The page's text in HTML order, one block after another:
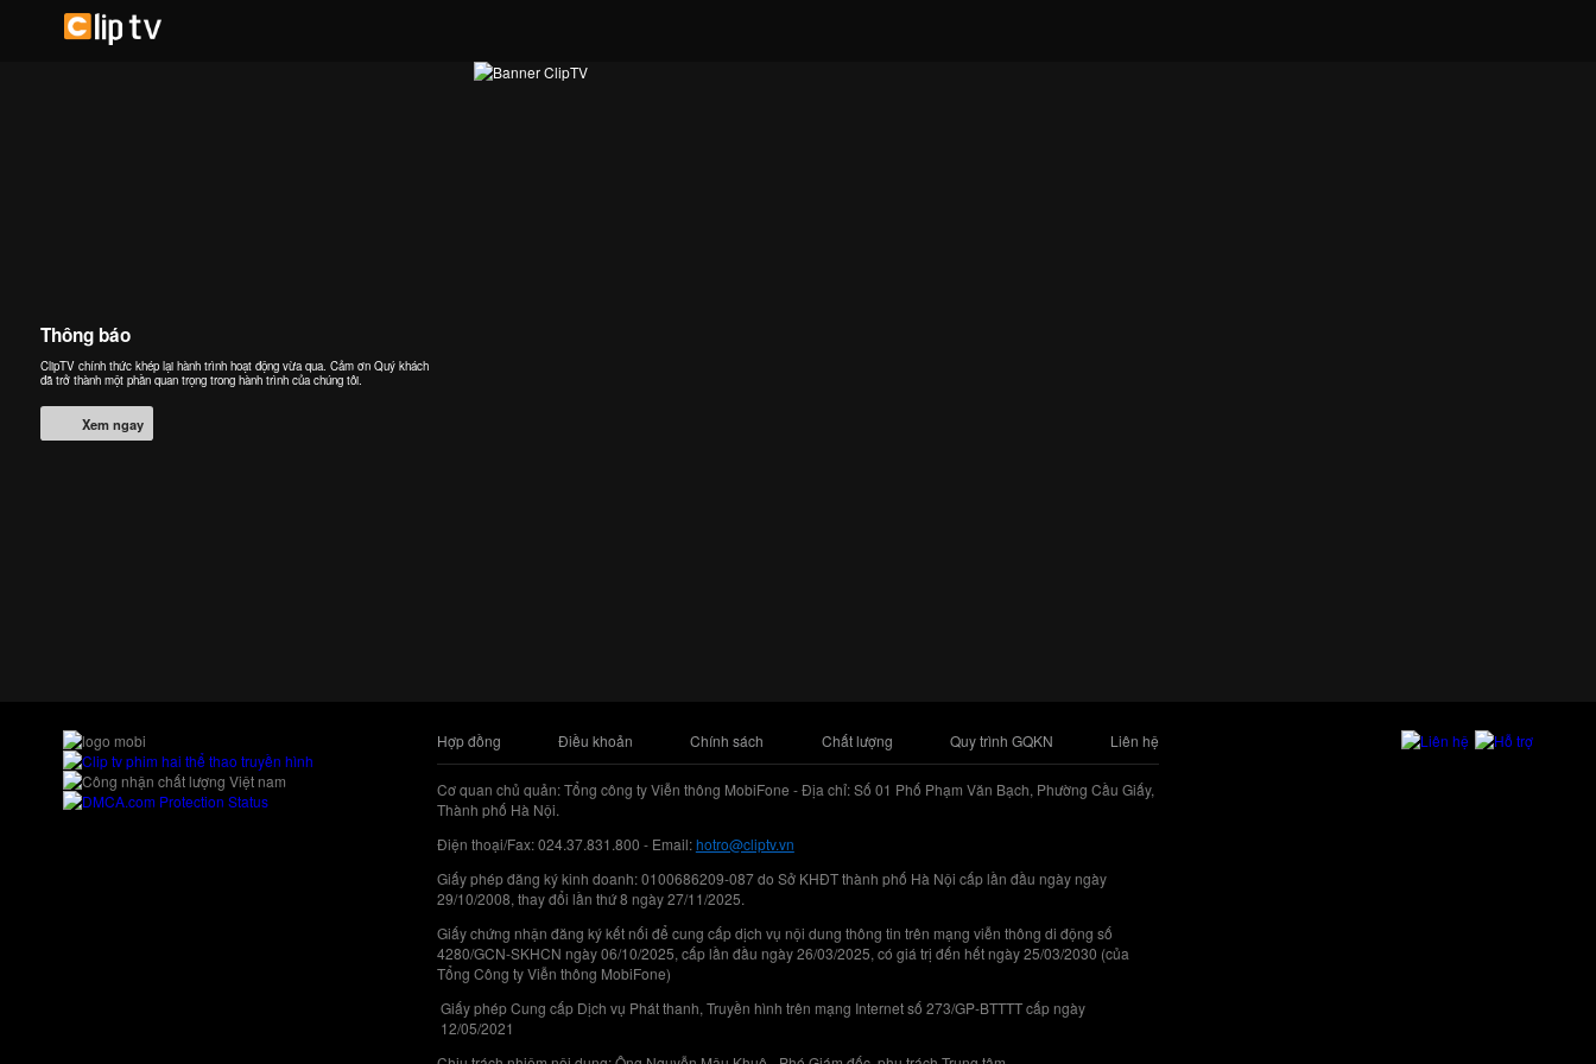
Thông báo
ClipTV chính thức khép lại hành trình hoạt động vừa qua. Cảm ơn Quý khách
đã trở thành một phần quan trọng trong hành trình của chúng tôi.
Xem ngay
Hợp đồng Điều khoản Chính sách Chất lượng Quy trình GQKN Liên hệ
Cơ quan chủ quản: Tổng công ty Viễn thông MobiFone - Địa chỉ: Số 01 Phố Phạm Văn Bạch, Phường Cầu Giấy,
Thành phố Hà Nội.
Điện thoại/Fax: 024.37.831.800 - Email:hotro@cliptv.vn
Giấy phép đăng ký kinh doanh: 0100686209-087 do Sở KHĐT thành phố Hà Nội cấp lần đầu ngày ngày
29/10/2008, thay đổi lần thứ 8 ngày 27/11/2025.
Giấy chứng nhận đăng ký kết nối để cung cấp dịch vụ nội dung thông tin trên mạng viễn thông di động số
4280/GCN-SKHCN ngày 06/10/2025, cấp lần đầu ngày 26/03/2025, có giá trị đến hết ngày 25/03/2030 (của
Tổng Công ty Viễn thông MobiFone)
Giấy phép Cung cấp Dịch vụ Phát thanh, Truyền hình trên mạng Internet số 273/GP-BTTTT cấp ngày
12/05/2021